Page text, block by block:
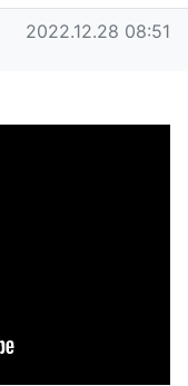
작성일
2022.12.28 08:51